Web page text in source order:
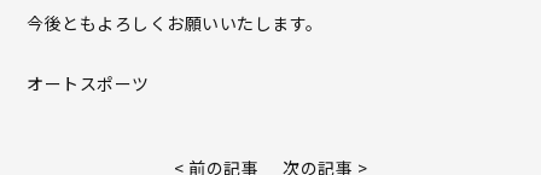
今後ともよろしくお願いいたします。
オートスポーツ
< 前の記事 次の記事 >